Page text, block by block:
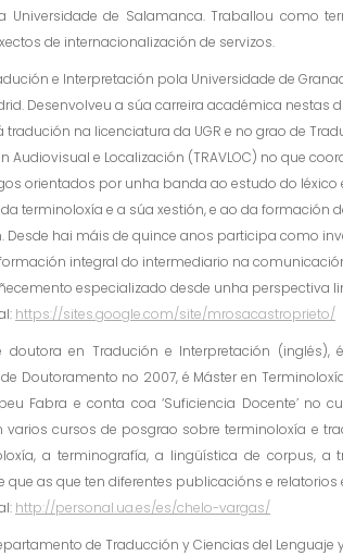
Universidade de Salamanca. Traballou como
de internacionalización de servizos.
e Interpretación pola Universidade de
Desenvolveu a súa carreira académica nestas
na licenciatura da UGR e no grao de
Audiovisual e Localización (TRAVLOC) no que
orientados por unha banda ao estudo do
terminoloxía e a súa xestión, e ao da formación
Desde hai máis de quince anos participa como
integral do intermediario na
especializado desde unha perspectiva
https://sites.google.com/site/mrosacastroprieto/
doutora en Tradución e Interpretación (inglés),
Doutoramento no 2007, é Máster en
Fabra e conta coa ‘Suficiencia Docente’ no
varios cursos de posgrao sobre terminoloxía e
a terminografía, a lingüística de corpus, a
as que ten diferentes publicacións e relatorios
http://personal.ua.es/es/chelo-vargas/
de Traducción y Ciencias del Lenguaje